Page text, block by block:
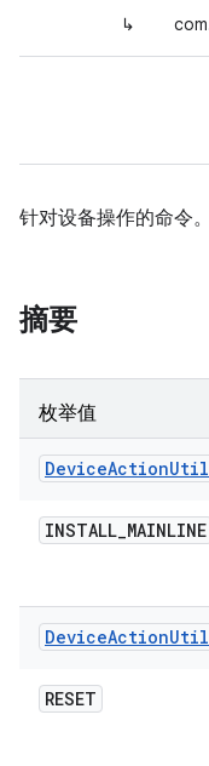
↳
针对设备操作的命令。
摘要
枚举值
DeviceActionUtil
INSTALL_MAINLINE
DeviceActionUtil
RESET